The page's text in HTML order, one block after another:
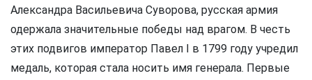
Александра Васильевича Суворова, русская армия
одержала значительные победы над врагом. В честь
этих подвигов император Павел I в 1799 году учредил
медаль, которая стала носить имя генерала. Первые